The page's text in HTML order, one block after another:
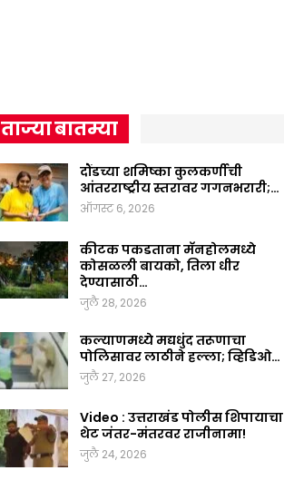
ताज्या बातम्या
दौंडच्या शमिष्का कुलकर्णीची
आंतरराष्ट्रीय स्तरावर गगनभरारी;…
ऑगस्ट 6, 2026
कीटक पकडताना मॅनहोलमध्ये
कोसळली बायको, तिला धीर
देण्यासाठी…
जुलै 28, 2026
कल्याणमध्ये मद्यधुंद तरूणाचा
पोलिसावर लाठीने हल्ला; व्हिडिओ…
जुलै 27, 2026
Video : उत्तराखंड पोलीस शिपायाचा
थेट जंतर-मंतरवर राजीनामा!
जुलै 24, 2026